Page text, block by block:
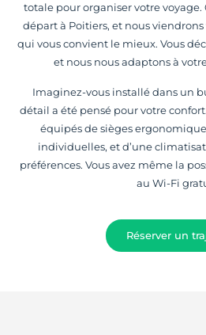
totale pour organiser votre voyage.
départ à Poitiers, et nous
qui vous convient le mieux. Vous
et nous nous adaptons à
Imaginez-vous installé dans un
détail a été pensé pour votre
équipés de sièges
individuelles, et d’une
préférences. Vous avez même la
au Wi-Fi
Réserver un